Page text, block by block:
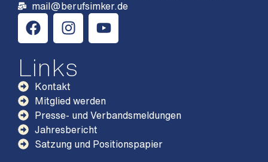
mail@berufsimker.de
Links
Kontakt
Mitglied werden
Presse- und Verbandsmeldungen
Jahresbericht
Satzung und Positionspapier